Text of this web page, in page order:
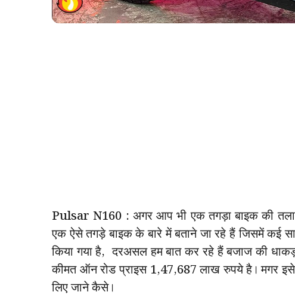
Pulsar N160 : अगर आप भी एक तगड़ा बाइक की
एक ऐसे तगड़े बाइक के बारे में बताने जा रहे हैं जिसमें कई
किया गया है, दरअसल हम बात कर रहे हैं बजाज की
कीमत ऑन रोड प्राइस ₹1,47,687 लाख रुपये है। मगर
लिए जाने कैसे।